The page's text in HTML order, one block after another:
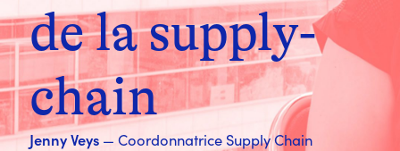
de la supply-
chain
Jenny Veys — Coordonnatrice Supply Chain